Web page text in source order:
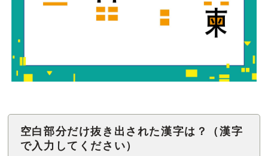
空白部分だけ抜き出された漢字は？（漢字
で入力してください）